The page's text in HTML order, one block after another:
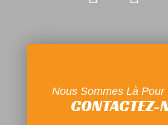
Nous Sommes Là Pour
CONTACTEZ-